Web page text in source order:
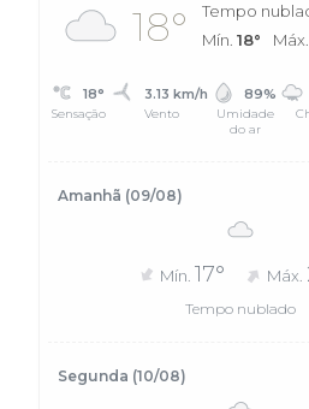
18°
Tempo
Mín. 18° Máx.
18°
Sensação
3.13 km/h
Vento
89%
Umidade
do ar
Amanhã (09/08)
Mín. 17° Máx.
Tempo nublado
Segunda (10/08)